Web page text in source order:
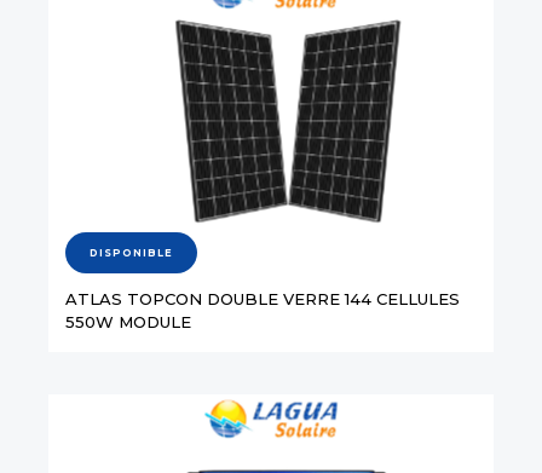
DISPONIBLE
ATLAS TOPCON DOUBLE VERRE 144 CELLULES
550W MODULE